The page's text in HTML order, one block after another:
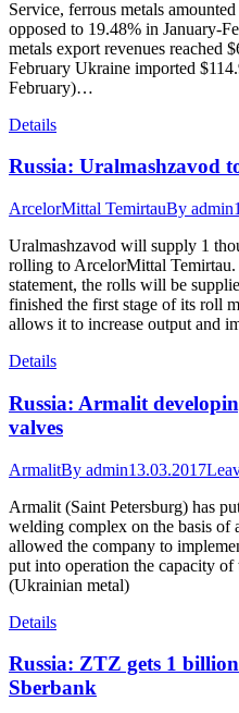
Service, ferrous metals
opposed to 19.48% in January-
metals export revenues reached
February Ukraine imported
February)…
Details
Russia: Uralmashzavod
ArcelorMittal TemirtauBy admin
Uralmashzavod will supply 1
rolling to ArcelorMittal
statement, the rolls will be
finished the first stage of its roll
allows it to increase output and
Details
Russia: Armalit
valves
ArmalitBy admin13.03.2017
Armalit (Saint Petersburg) has
welding complex on the basis of
allowed the company to
put into operation the capacity
(Ukrainian metal)
Details
Russia: ZTZ gets 1
Sberbank